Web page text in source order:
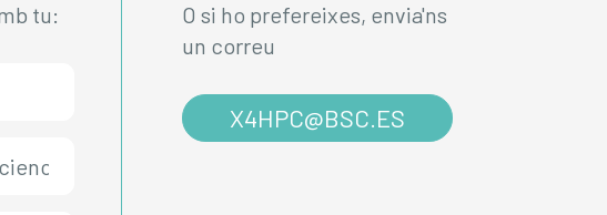
tu:
O si ho prefereixes, envia'ns
un correu
X4HPC@BSC.ES